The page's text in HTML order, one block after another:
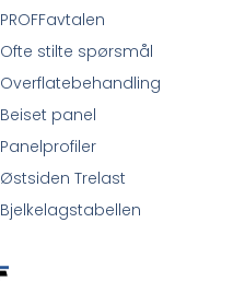
PROFFavtalen
Ofte stilte spørsmål
Overflatebehandling
Beiset panel
Panelprofiler
Østsiden Trelast
Bjelkelagstabellen